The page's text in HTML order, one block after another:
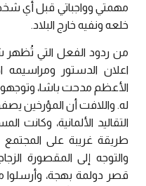
مهمتي وواجباتي قبل أي
خلعه ونفيه خارج البلاد.
من ردود الفعل التي تُظهر
اعلان الدستور ومراسيمه
الأعظم مدحت باشا،
له. واللافت أن المؤرخين
التقاليد الألمانية، وكانت
طريقة غريبة على المجتمع
والتوجه إلى المقصورة
قصر دولمة بهجة، وأرسلوا